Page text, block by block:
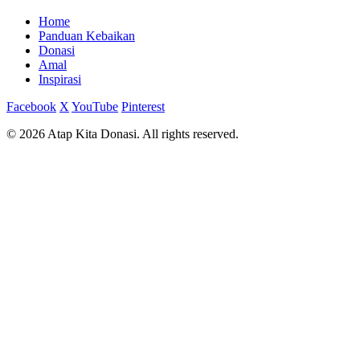
Home
Panduan Kebaikan
Donasi
Amal
Inspirasi
Facebook XYouTube Pinterest
© 2026 Atap Kita Donasi. All rights reserved.